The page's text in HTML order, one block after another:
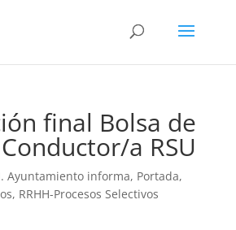
final Bolsa de
a RSU
Ayuntamiento informa, Portada,
, RRHH-Procesos Selectivos